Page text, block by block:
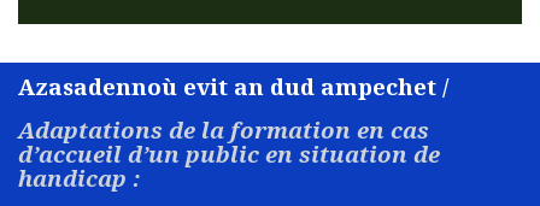
Azasadennoù evit an dud ampechet /
Adaptations de la formation en cas
d’accueil d’un public en situation de
handicap :